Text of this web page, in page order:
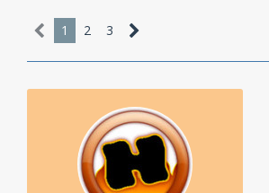
1 2 3